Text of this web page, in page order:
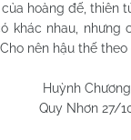
hoàng đế, thiên
nhau, nhưng cả
nên hậu thế
27/